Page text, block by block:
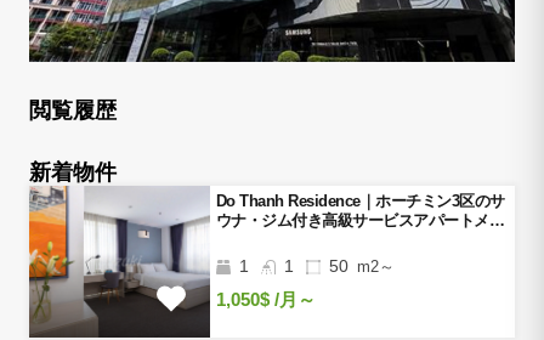
閲覧履歴
新着物件
Do Thanh Residence｜ホーチミン3区のサ
ウナ・ジム付き高級サービスアパートメン
1 1 50 m2～
1,050$ /月～